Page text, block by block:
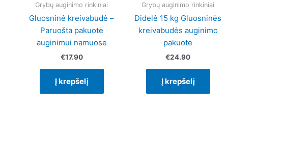
Grybų auginimo rinkiniai
Gluosninė kreivabudė –
Paruošta pakuotė
auginimui namuose
€17.90
Į krepšelį
Grybų auginimo rinkiniai
Didelė 15 kg Gluosninės
kreivabudės auginimo
pakuotė
€24.90
Į krepšelį